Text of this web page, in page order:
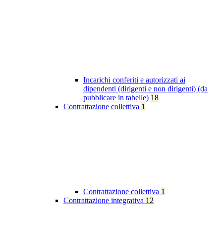
Incarichi conferiti e autorizzati ai
dipendenti (dirigenti e non dirigenti) (da
pubblicare in tabelle) 18
Contrattazione collettiva 1
Contrattazione collettiva 1
Contrattazione integrativa 12